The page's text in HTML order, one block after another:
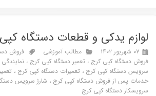
لوازم یدکی و قطعات دستگاه
۰۷ شهریور ۱۴۰۲ مطالب آموزشی فروش
فروش دستگاه کپی کرج ، تعمیر دستگاه کپی کرج ،
سرویس دستگاه کپی کرج ، تعمیرات دستگاه کپی کرج ،
خدمات پس از فروش دستگاه کپی کرج ، شارژ سرویس
سرویسکار دستگاه کپی کرج